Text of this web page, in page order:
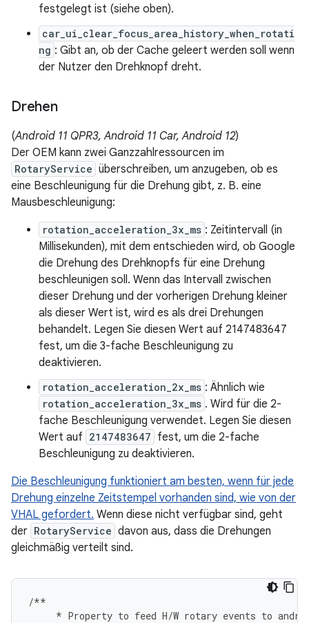
festgelegt ist (siehe oben).
car_ui_clear_focus_area_history_when_rotati
ng : Gibt an, ob der Cache geleert werden soll wenn
der Nutzer den Drehknopf dreht.
Drehen
(Android 11 QPR3, Android 11 Car, Android 12)
Der OEM kann zwei Ganzzahlressourcen im
RotaryService überschreiben, um anzugeben, ob es
eine Beschleunigung für die Drehung gibt, z. B. eine
Mausbeschleunigung:
rotation_acceleration_3x_ms : Zeitintervall (in
Millisekunden), mit dem entschieden wird, ob Google
die Drehung des Drehknopfs für eine Drehung
beschleunigen soll. Wenn das Intervall zwischen
dieser Drehung und der vorherigen Drehung kleiner
als dieser Wert ist, wird es als drei Drehungen
behandelt. Legen Sie diesen Wert auf 2147483647
fest, um die 3-fache Beschleunigung zu
deaktivieren.
rotation_acceleration_2x_ms : Ähnlich wie
rotation_acceleration_3x_ms . Wird für die 2-
fache Beschleunigung verwendet. Legen Sie diesen
Wert auf 2147483647 fest, um die 2-fache
Beschleunigung zu deaktivieren.
Die Beschleunigung funktioniert am besten, wenn für jede
Drehung einzelne Zeitstempel vorhanden sind, wie von der
VHAL gefordert. Wenn diese nicht verfügbar sind, geht
der RotaryService davon aus, dass die Drehungen
gleichmäßig verteilt sind.
/**
* Property to feed H/W rotary events to